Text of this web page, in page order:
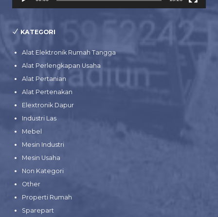
KATEGORI
Alat Elektronik Rumah Tangga
Alat Perlengkapan Usaha
Alat Pertanian
Alat Pertenakan
Elextronik Dapur
Industri Las
Mebel
Mesin Industri
Mesin Usaha
Non Kategori
Other
Properti Rumah
Sparepart